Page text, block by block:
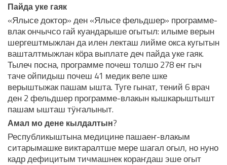
Пайда уке гаяк
«Ялысе доктор» ден «Ялысе фельдшер» программе-
влак ончычсо гай куандарыше огытыл: илыме верын
шергештмыжлан да илен лекташ лийме окса кугытын
вашталтмыжлан кӧра выплате деч пайда уке гаяк.
Тылеч посна, программе почеш толшо 278 еҥ гыч
таче ойпидыш почеш 41 медик веле шке
верыштыжак пашам ышта. Туге гынат, тений 6 врач
ден 2 фельдшер программе-влакын кышкарыштышт
пашам ышташ тӱҥалыныт.
Амал мо дене кылдалтын?
Республикыштына медицине пашаеҥ-влакым
ситарымашке виктаралтше мере шагал огыл, но нуно
кадр дефицитым тичмашнек кораҥдаш эше огыт